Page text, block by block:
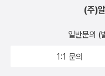
(주)
일반문의 (
1:1 문의